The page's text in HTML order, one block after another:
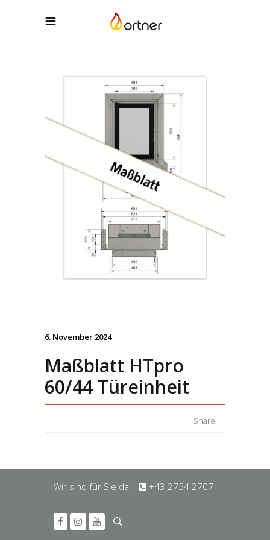
6. November 2024
Maßblatt HTpro
60/44 Türeinheit
Share
Wir sind für Sie da: +43 2754 2707